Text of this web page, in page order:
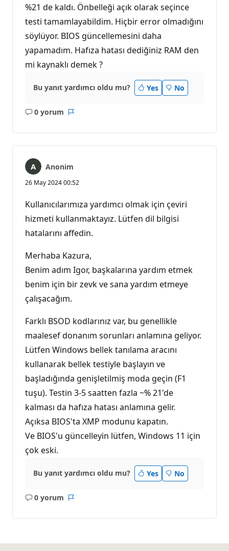
%21 de kaldı. Önbelleği açık olarak seçince
testi tamamlayabildim. Hiçbir error olmadığını
söylüyor. BIOS güncellemesini daha
yapamadım. Hafıza hatası dediğiniz RAM den
mi kaynaklı demek ?
Bu yanıt yardımcı oldu mu? Yes No
0 yorum
Açıklama
Anonim
26 May 2024 00:52
Kullanıcılarımıza yardımcı olmak için çeviri
hizmeti kullanmaktayız. Lütfen dil bilgisi
hatalarını affedin.
Merhaba Kazura,
Benim adım Igor, başkalarına yardım etmek
benim için bir zevk ve sana yardım etmeye
çalışacağım.
Farklı BSOD kodlarınız var, bu genellikle
maalesef donanım sorunları anlamına geliyor.
Lütfen Windows bellek tanılama aracını
kullanarak bellek testiyle başlayın ve
başladığında genişletilmiş moda geçin (F1
tuşu). Testin 3-5 saatten fazla ~% 21'de
kalması da hafıza hatası anlamına gelir.
Açıksa BIOS'ta XMP modunu kapatın.
Ve BIOS'u güncelleyin lütfen, Windows 11 için
çok eski.
Bu yanıt yardımcı oldu mu? Yes No
0 yorum
Açıklama